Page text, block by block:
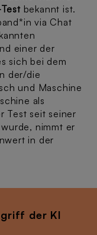
bekannt ist.
via Chat
einer der
sich bei dem
der/die
und Maschine
als
Test seit seiner
nimmt er
in der
der KI